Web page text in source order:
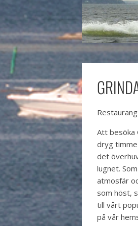
Att besöka
dryg
det
lugnet.
atmosfär
som höst,
till vårt
på vår